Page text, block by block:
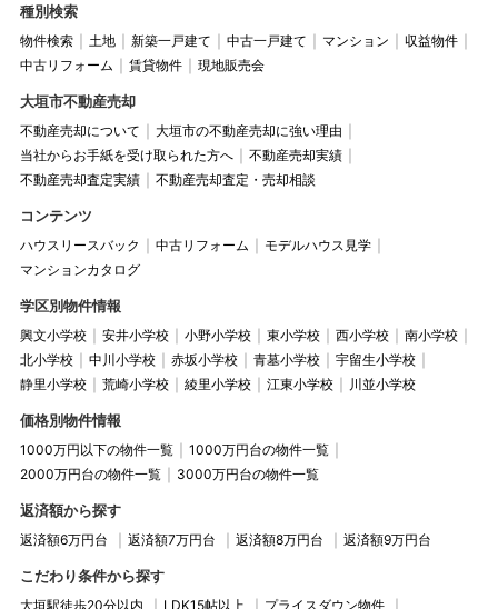
種別検索
物件検索 土地 新築一戸建て 中古一戸建て マンション
収益物件
中古リフォーム
賃貸物件 現地販売会
大垣市不動産売却
不動産売却について
大垣市の不動産売却に強い理由
当社からお手紙を受け取られた方へ
不動産売却実績
不動産売却査定実績
不動産売却査定・売却相談
コンテンツ
ハウスリースバック 中古リフォーム
モデルハウス見学
マンションカタログ
学区別物件情報
興文小学校 安井小学校 小野小学校 東小学校 西小学校
南小学校
北小学校
中川小学校 赤坂小学校 青墓小学校
宇留生小学校
静里小学校
荒崎小学校 綾里小学校 江東小学校 川並小学校
価格別物件情報
1000万円以下の物件一覧
1000万円台の物件一覧
2000万円台の物件一覧
3000万円台の物件一覧
返済額から探す
返済額6万円台 返済額7万円台 返済額8万円台 返済額9万円台
こだわり条件から探す
大垣駅徒歩20分以内 LDK15帖以上
プライスダウン物件